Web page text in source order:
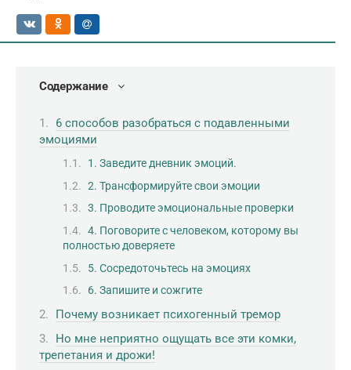
Содержание
6 способов разобраться с подавленными
эмоциями
1. Заведите дневник эмоций.
2. Трансформируйте свои эмоции
3. Проводите эмоциональные проверки
4. Поговорите с человеком, которому вы
полностью доверяете
5. Сосредоточьтесь на эмоциях
6. Запишите и сожгите
Почему возникает психогенный тремор
Но мне неприятно ощущать все эти комки,
трепетания и дрожи!